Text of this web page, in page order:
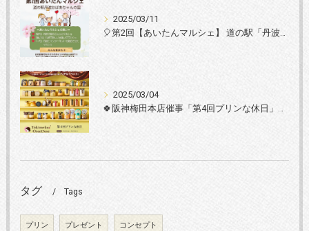
2025/03/11
2025/03/04
タグ Tags
プリン プレゼント コンセプト